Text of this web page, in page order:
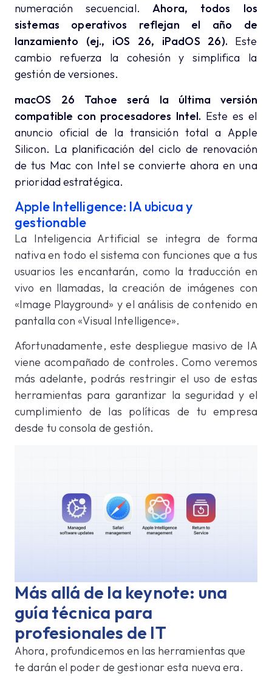
numeración secuencial.Ahora, todos los
sistemas operativos reflejan el año de
lanzamiento (ej., iOS 26, iPadOS 26). Este
cambio refuerza la cohesión y simplifica la
gestión de versiones.
macOS 26 Tahoe será la última versión
compatible con procesadores Intel. Este es el
anuncio oficial de la transición total a Apple
Silicon. La planificación del ciclo de renovación
de tus Mac con Intel se convierte ahora en una
prioridad estratégica.
Apple Intelligence: IA ubicua y
gestionable
La Inteligencia Artificial se integra de forma
nativa en todo el sistema con funciones que a tus
usuarios les encantarán, como la traducción en
vivo en llamadas, la creación de imágenes con
«Image Playground» y el análisis de contenido en
pantalla con «Visual Intelligence».
Afortunadamente, este despliegue masivo de IA
viene acompañado de controles. Como veremos
más adelante, podrás restringir el uso de estas
herramientas para garantizar la seguridad y el
cumplimiento de las políticas de tu empresa
desde tu consola de gestión.
Más allá de la keynote: una
guía técnica para
profesionales de IT
Ahora, profundicemos en las herramientas que
te darán el poder de gestionar esta nueva era.